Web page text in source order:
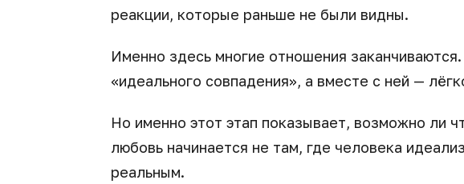
реакции, которые раньше не были видны.
Именно здесь многие отношения
«идеального совпадения», а вместе с ней —
Но именно этот этап показывает, возможно ли
любовь начинается не там, где человека
реальным.